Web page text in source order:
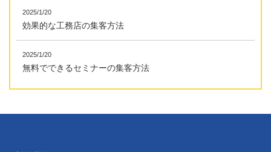
2025/1/20
効果的な工務店の集客方法
2025/1/20
無料でできるセミナーの集客方法